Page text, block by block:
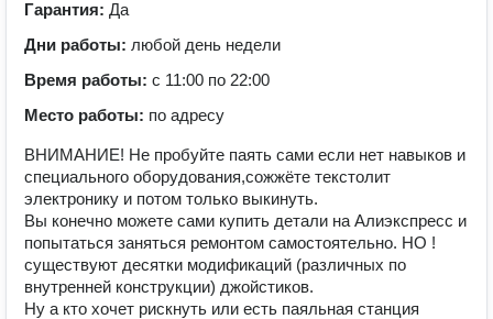
Гарантия: Да
Дни работы: любой день недели
Время работы: с 11:00 по 22:00
Место работы: по адресу
ВНИМАНИЕ! Не пробуйте паять сами если нет навыков и
специального оборудования,сожжёте текстолит
электронику и потом только выкинуть.
Вы конечно можете сами купить детали на Алиэкспресс и
попытаться заняться ремонтом самостоятельно. НО !
существуют десятки модификаций (различных по
внутренней конструкции) джойстиков.
Ну а кто хочет рискнуть или есть паяльная станция